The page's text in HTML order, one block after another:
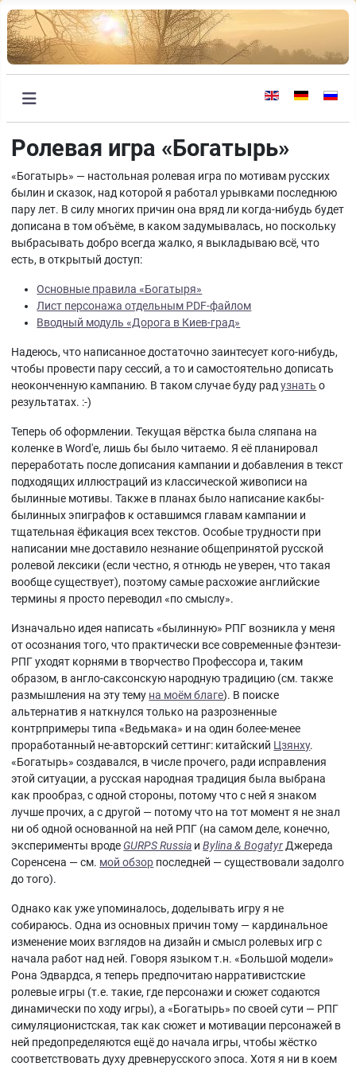
Выберите язык
Ролевая игра «Богатырь»
«Богатырь» — настольная ролевая игра по мотивам русских
былин и сказок, над которой я работал урывками последнюю
пару лет. В силу многих причин она вряд ли когда-нибудь будет
дописана в том объёме, в каком задумывалась, но поскольку
выбрасывать добро всегда жалко, я выкладываю всё, что
есть, в открытый доступ:
Основные правила «Богатыря»
Лист персонажа отдельным PDF-файлом
Вводный модуль «Дорога в Киев-град»
Надеюсь, что написанное достаточно заинтесует кого-нибудь,
чтобы провести пару сессий, а то и самостоятельно дописать
неоконченную кампанию. В таком случае буду радузнать о
результатах. :-)
Теперь об оформлении. Текущая вёрстка была сляпана на
коленке в Word'е, лишь бы было читаемо. Я её планировал
переработать после дописания кампании и добавления в текст
подходящих иллюстраций из классической живописи на
былинные мотивы. Также в планах было написание какбы-
былинных эпиграфов к оставшимся главам кампании и
тщательная ёфикация всех текстов. Особые трудности при
написании мне доставило незнание общепринятой русской
ролевой лексики (если честно, я отнюдь не уверен, что такая
вообще существует), поэтому самые расхожие английские
термины я просто переводил «по смыслу».
Изначально идея написать «былинную» РПГ возникла у меня
от осознания того, что практически все современные фэнтези-
РПГ уходят корнями в творчество Профессора и, таким
образом, в англо-саксонскую народную традицию (см. также
размышления на эту тему на моём благе). В поиске
альтернатив я наткнулся только на разрозненные
контрпримеры типа «Ведьмака» и на один более-менее
проработанный не-авторский сеттинг: китайский Цзянху.
«Богатырь» создавался, в числе прочего, ради исправления
этой ситуации, а русская народная традиция была выбрана
как прообраз, с одной стороны, потому что с ней я знаком
лучше прочих, а с другой — потому что на тот момент я не знал
ни об одной основанной на ней РПГ (на самом деле, конечно,
эксперименты вроде GURPS Russia иBylina & BogatyrДжереда
Соренсена — см. мой обзор последней — существовали задолго
до того).
Однако как уже упоминалось, доделывать игру я не
собираюсь. Одна из основных причин тому — кардинальное
изменение моих взглядов на дизайн и смысл ролевых игр с
начала работ над ней. Говоря языком т.н. «Большой модели»
Рона Эдвардса, я теперь предпочитаю нарративистские
ролевые игры (т.е. такие, где персонажи и сюжет содаются
динамически по ходу игры), а «Богатырь» по своей сути — РПГ
симуляционистская, так как сюжет и мотивации персонажей в
ней предопределяются ещё до начала игры, чтобы жёстко
соответствовать духу древнерусского эпоса. Хотя я ни в коем